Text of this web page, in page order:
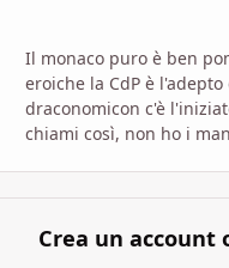
Il monaco puro è ben
eroiche la CdP è
draconomicon c'è
chiami così, non ho i
Crea un account